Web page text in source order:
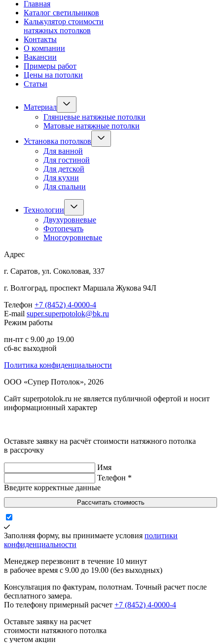
Главная
Каталог светильников
Калькулятор стоимости
натяжных потолков
Контакты
О компании
Вакансии
Примеры работ
Цены на потолки
Статьи
Материал
Глянцевые натяжные потолки
Матовые натяжные потолки
Установка потолков
Для ванной
Для гостиной
Для детской
Для кухни
Для спальни
Технологии
Двухуровневые
Фотопечать
Многоуровневые
Адрес
г. Саратов, ул. Соколовая, 337
г. Волгоград, проспект Маршала Жукова 94Л
Телефон +7 (8452) 4-0000-4
E-mail super.superpotolok@bk.ru
Режим работы
пн-пт с 9.00 до 19.00
сб-вс выходной
Политика конфиденциальности
ООО «Супер Потолок», 2026
Сайт superpotolok.ru не является публичной офертой и носит
информационный характер
Оставьте заявку на расчёт стоимости натяжного потолка
в рассрочку
Имя
Телефон *
Введите корректные данные
Рассчитать стоимость
Заполняя форму, вы принимаете условия политики
конфиденциальности
Менеджер перезвонит в течение 10 минут
в рабочее время с 9.00 до 19.00 (без выходных)
Консультация по фактурам, полотнам. Точный расчет после
бесплатного замера.
По телефону примерный расчет +7 (8452) 4-0000-4
Оставьте заявку на расчет
стоимости натяжного потолка
с учетом акции